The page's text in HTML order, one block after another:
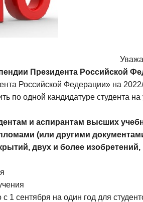
Президента Российской
Российской Федерации» на
по одной кандидатуре студента
и аспирантам высших
(или другими
двух и более
1 сентября на один год для